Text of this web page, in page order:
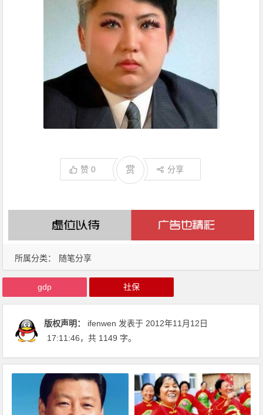
所属分类： 随笔分享
赞0 赏 分享
gdp 社保
版权声明： ifenwen 发表于 2012年11月12日
17:11:46，共 1149 字。